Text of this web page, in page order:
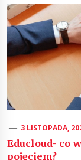
3 LISTOPADA,
Educloud- co
pojęciem?